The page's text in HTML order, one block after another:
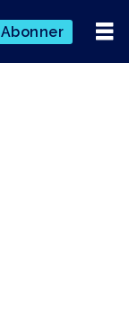
Abonner